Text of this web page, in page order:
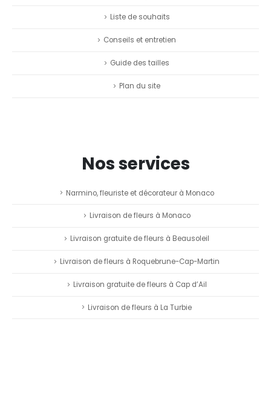
Liste de souhaits
Conseils et entretien
Guide des tailles
Plan du site
Nos services
Narmino, fleuriste et décorateur à Monaco
Livraison de fleurs à Monaco
Livraison gratuite de fleurs à Beausoleil
Livraison de fleurs à Roquebrune-Cap-Martin
Livraison gratuite de fleurs à Cap d’Ail
Livraison de fleurs à La Turbie